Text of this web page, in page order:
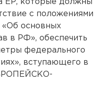
ЕР, которые должны
с положениями
«Об основных
в РФ», обеспечить
федерального
вступающего в